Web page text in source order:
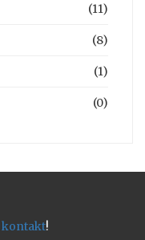
(11)
(8)
(1)
(0)
kontakt!